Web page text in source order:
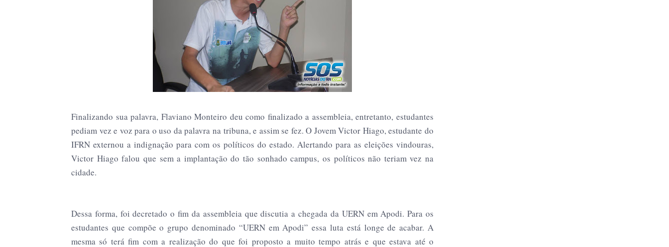
Finalizando sua palavra, Flaviano Monteiro deu como finalizado a assembleia, entretanto, estudantes
pediam vez e voz para o uso da palavra na tribuna, e assim se fez. O Jovem Victor Hiago, estudante do
IFRN externou a indignação para com os políticos do estado. Alertando para as eleições vindouras,
Victor Hiago falou que sem a implantação do tão sonhado campus, os políticos não teriam vez na
cidade.
Dessa forma, foi decretado o fim da assembleia que discutia a chegada da UERN em Apodi. Para os
estudantes que compõe o grupo denominado “UERN em Apodi” essa luta está longe de acabar. A
mesma só terá fim com a realização do que foi proposto a muito tempo atrás e que estava até o